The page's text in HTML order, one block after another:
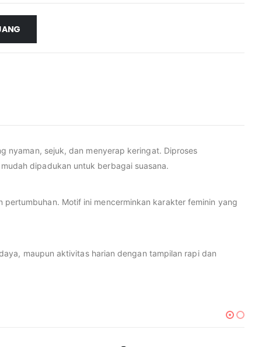
nyaman, sejuk, dan menyerap keringat. Diproses
dipadukan untuk berbagai suasana.
Motif ini mencerminkan karakter feminin yang
maupun aktivitas harian dengan tampilan rapi dan